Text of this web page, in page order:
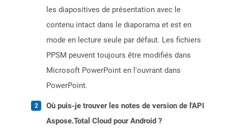
les diapositives de présentation avec le
contenu intact dans le diaporama et est en
mode en lecture seule par défaut. Les fichiers
PPSM peuvent toujours être modifiés dans
Microsoft PowerPoint en l'ouvrant dans
PowerPoint.
Où puis-je trouver les notes de version de l'API
Aspose.Total Cloud pour Android ?